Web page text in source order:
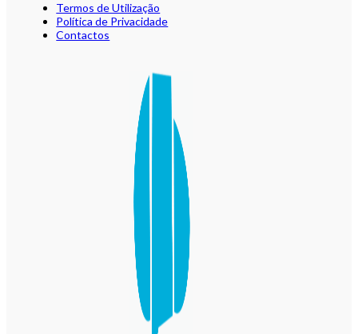
Termos de Utilização
Política de Privacidade
Contactos